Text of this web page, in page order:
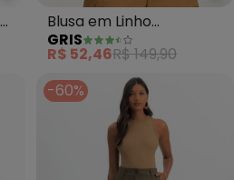
Blusa em Linho
(Caramelo)
GRIS
R$ 52,46R$ 149,90
-60%